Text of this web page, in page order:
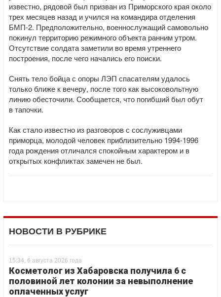
известно, рядовой был призван из Приморского края около
трех месяцев назад и учился на командира отделения
БМП-2. Предположительно, военнослужащий самовольно
покинул территорию режимного объекта ранним утром.
Отсутствие солдата заметили во время утреннего
построения, после чего начались его поиски.
Снять тело бойца с опоры ЛЭП спасателям удалось
только ближе к вечеру, после того как высоковольтную
линию обесточили. Сообщается, что погибший был обут
в тапочки.
Как стало известно из разговоров с сослуживцами
приморца, молодой человек приблизительно 1994-1996
года рождения отличался спокойным характером и в
открытых конфликтах замечен не был.
НОВОСТИ В РУБРИКЕ
15:34, 6 августа 2026 года
Косметолог из Хабаровска получила 6 с
половиной лет колонии за невыполнение
оплаченных услуг